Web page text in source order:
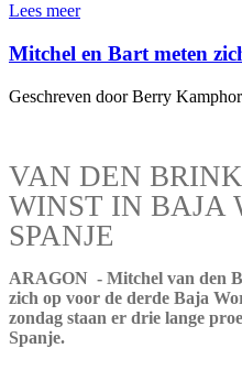
Lees meer
Mitchel en Bart meten
Geschreven door Berry
VAN DEN
WINST IN BAJA
SPANJE
ARAGON - Mitchel van den
zich op voor de derde Baja
zondag staan er drie lange
Spanje.